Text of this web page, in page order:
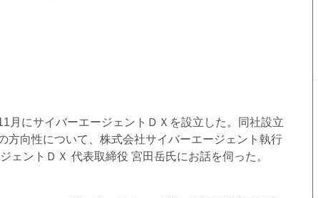
月にサイバーエージェントＤＸを設立した。同社設立
方向性について、株式会社サイバーエージェント執行
ントＤＸ 代表取締役 宮田岳氏にお話を伺った。